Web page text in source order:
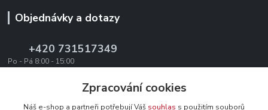
Objednávky a dotazy
+420 731517349
Po - Pá 8:00 - 15:00
office@texevo.czZpracování cookies
Náš e-shop a partneři potřebují Váš souhlas s použitím souborů